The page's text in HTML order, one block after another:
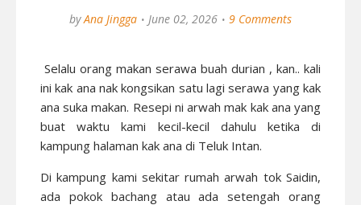
by Ana Jingga June 02, 2026 9 Comments
Selalu orang makan serawa buah durian , kan.. kali
ini kak ana nak kongsikan satu lagi serawa yang kak
ana suka makan. Resepi ni arwah mak kak ana yang
buat waktu kami kecil-kecil dahulu ketika di
kampung halaman kak ana di Teluk Intan.
Di kampung kami sekitar rumah arwah tok Saidin,
ada pokok bachang atau ada setengah orang